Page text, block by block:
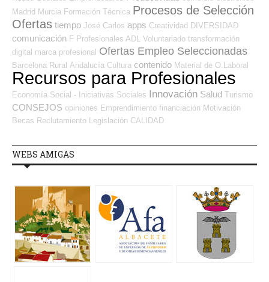
Madrid Murcia Formación Técnica Procesos de Selección
Ofertas tiempo José Carlos apps Creatividad DIVERSIDAD
comunicación F Profesionales ADL Voluntariado transformación
digital marca profesional Ofertas Empleo Seleccionadas
Barcelona Rural Andalucía Cultura contenido Material de O.Laboral
Recursos para Profesionales
Economía Social - Iniciativas Sociales Innovación Salud Turismo
CONSEJOS opiniones Emprendimiento financiación Motivación
Becas Reclutamiento Legislación CALIDAD
WEBS AMIGAS